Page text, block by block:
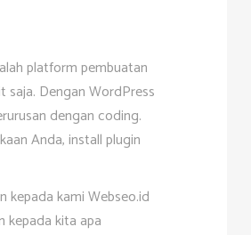
platform pembuatan
Dengan WordPress
dengan coding.
Anda, install plugin
kepada kami Webseo.id
kepada kita apa